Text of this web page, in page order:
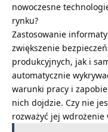
nowoczesne
rynku?
Zastosowanie
zwiększenie
produkcyjnych, jak i
automatycznie
warunki pracy i
nich dojdzie. Czy nie
rozważyć jej wdrożenie